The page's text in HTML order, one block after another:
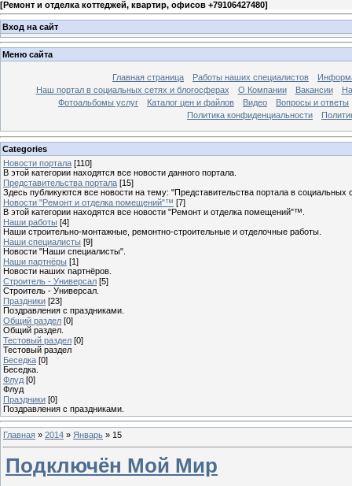
[Ремонт и отделка коттеджей, квартир, офисов +79106427480]
Вход на сайт
Меню сайта
Главная страница Работы наших специалистов
Наш портал в социальных сетях и блогосферах
О Компании Вакансии
Фотоальбомы услуг
Каталог цен и файлов Видео
Вопросы и ответы
Политика конфиденциальности
Categories
Новости портала [110]
В этой категории находятся все новости данного портала.
Представительства портала [15]
Здесь публикуются все новости на тему: "Представительства портала в социальных
Новости "Ремонт и отделка помещений"™ [7]
В этой категории находятся все новости "Ремонт и отделка помещений"™.
Наши работы [4]
Наши строительно-монтажные, ремонтно-строительные и отделочные работы.
Наши специалисты [9]
Новости "Наши специалисты".
Наши партнёры [1]
Новости наших партнёров.
Строитель - Универсал [5]
Строитель - Универсал.
Праздники [23]
Поздравления с праздниками.
Общий раздел [0]
Общий раздел.
Тестовый раздел [0]
Тестовый раздел
Беседка [0]
Беседка.
Флуд [0]
Флуд
Праздники [0]
Поздравления с праздниками.
Главная » 2014 » Январь » 15
Подключён Мой Мир